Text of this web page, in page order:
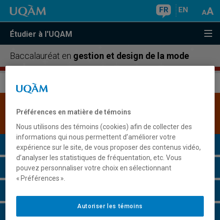
FR EN
Étudier à l'UQAM
Baccalauréat en gestion et design de la mode
Une version plus récente de ce programme est
Présentation du programme
Conditions d'admission
Particularités
Préférences en matière de témoins
Nous utilisons des témoins (cookies) afin de collecter des
informations qui nous permettent d’améliorer votre
expérience sur le site, de vous proposer des contenus vidéo,
d’analyser les statistiques de fréquentation, etc. Vous
pouvez personnaliser votre choix en sélectionnant
« Préférences ».
Autoriser les témoins